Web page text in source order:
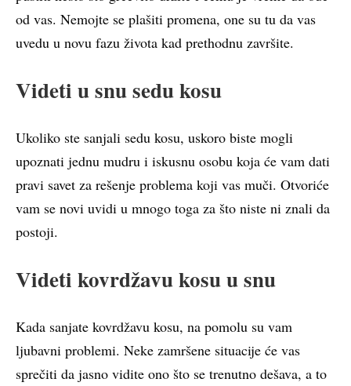
od vas. Nemojte se plašiti promena, one su tu da vas
uvedu u novu fazu života kad prethodnu završite.
Videti u snu sedu kosu
Ukoliko ste sanjali sedu kosu, uskoro biste mogli
upoznati jednu mudru i iskusnu osobu koja će vam dati
pravi savet za rešenje problema koji vas muči. Otvoriće
vam se novi uvidi u mnogo toga za što niste ni znali da
postoji.
Videti kovrdžavu kosu u snu
Kada sanjate kovrdžavu kosu, na pomolu su vam
ljubavni problemi. Neke zamršene situacije će vas
sprečiti da jasno vidite ono što se trenutno dešava, a to